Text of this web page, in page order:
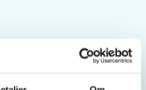
og finner glede i